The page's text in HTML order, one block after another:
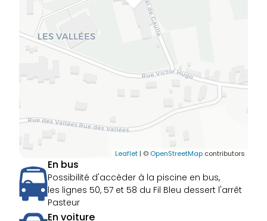
Leaflet | © OpenStreetMap contributors
En bus
Possibilité d'accèder à la piscine en bus,
les lignes 50, 57 et 58 du Fil Bleu dessert l'arrêt
Pasteur
En voiture